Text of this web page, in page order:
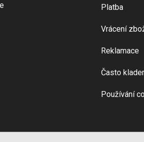
Platba
Vrácení
Reklamace
Často
Používání